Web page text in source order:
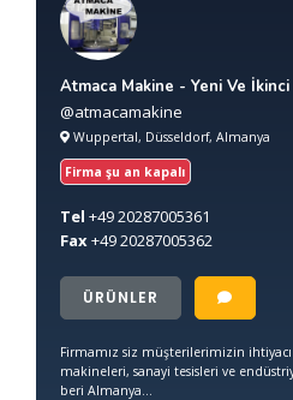
Atmaca Makine - Yeni Ve
@atmacamakine
Wuppertal, Düsseldorf, Almanya
Firma şu an kapalı
Tel +4920287005361
Fax+4920287005362
ÜRÜNLER
Firmamız siz müşterilerimizin
makineleri, sanayi tesisleri ve
beri Almanya...